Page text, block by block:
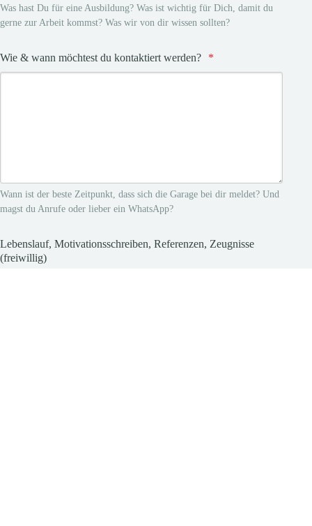
Was hast Du für eine Ausbildung? Was ist wichtig für Dich, damit du
gerne zur Arbeit kommst? Was wir von dir wissen sollten?
Wie & wann möchtest du kontaktiert werden? *
Wann ist der beste Zeitpunkt, dass sich die Garage bei dir meldet? Und
magst du Anrufe oder lieber ein WhatsApp?
Lebenslauf, Motivationsschreiben, Referenzen, Zeugnisse
(freiwillig)